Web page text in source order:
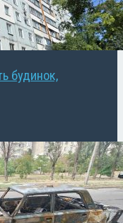
будинок,